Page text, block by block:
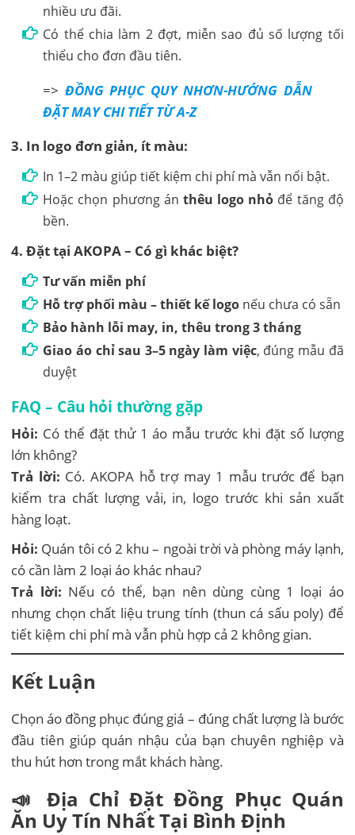
nhiều ưu đãi.
Có thể chia làm 2 đợt, miễn sao đủ số lượng tối
thiểu cho đơn đầu tiên.
=> ĐỒNG PHỤC QUY NHƠN-HƯỚNG DẪN
ĐẶT MAY CHI TIẾT TỪ A-Z
3. In logo đơn giản, ít màu:
In 1–2 màu giúp tiết kiệm chi phí mà vẫn nổi bật.
Hoặc chọn phương án thêu logo nhỏ để tăng độ
bền.
4. Đặt tại AKOPA – Có gì khác biệt?
Tư vấn miễn phí
Hỗ trợ phối màu – thiết kế logo nếu chưa có sẵn
Bảo hành lỗi may, in, thêu trong 3 tháng
Giao áo chỉ sau 3–5 ngày làm việc, đúng mẫu đã
duyệt
FAQ – Câu hỏi thường gặp
Hỏi: Có thể đặt thử 1 áo mẫu trước khi đặt số lượng
lớn không?
Trả lời: Có. AKOPA hỗ trợ may 1 mẫu trước để bạn
kiểm tra chất lượng vải, in, logo trước khi sản xuất
hàng loạt.
Hỏi: Quán tôi có 2 khu – ngoài trời và phòng máy lạnh,
có cần làm 2 loại áo khác nhau?
Trả lời: Nếu có thể, bạn nên dùng cùng 1 loại áo
nhưng chọn chất liệu trung tính (thun cá sấu poly) để
tiết kiệm chi phí mà vẫn phù hợp cả 2 không gian.
Kết Luận
Chọn áo đồng phục đúng giá – đúng chất lượng là bước
đầu tiên giúp quán nhậu của bạn chuyên nghiệp và
thu hút hơn trong mắt khách hàng.
📣 Địa Chỉ Đặt Đồng Phục Quán
Ăn Uy Tín Nhất Tại Bình Định